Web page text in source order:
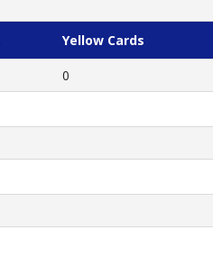
Yellow Cards
0